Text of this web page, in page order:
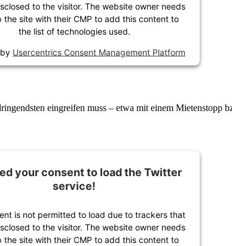
to the visitor. The website owner needs
the site with their CMP to add this content to
the list of technologies used.
Usercentrics Consent Management Platform
eingreifen muss – etwa mit einem Mietenstopp
your consent to load the Twitter
service!
is not permitted to load due to trackers that
to the visitor. The website owner needs
the site with their CMP to add this content to